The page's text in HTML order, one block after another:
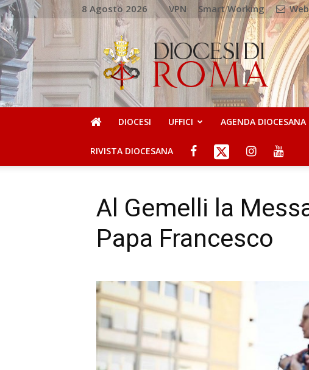
8 Agosto 2026 VPN Smart Working
DIOCESI
DI
ROMA
DIOCESI UFFICI AGENDA DIOCESANA
RIVISTA DIOCESANA
Al Gemelli la
Papa Francesco